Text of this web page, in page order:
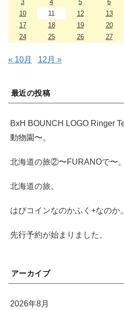
3 4 5 6
10
11 12 13
17
18 19 20
24
25 26 27
« 10月 12月 »
最近の投稿
BxH BOUNCH LOGO Ringer
動物園〜。
北海道の旅②〜FURANOで〜。
北海道の旅。
はぴコインなのかふく+なのか。
先行予約が始まりました。
アーカイブ
2026年8月